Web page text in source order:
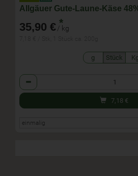
Allgäuer Gute-Laune-Käse
35,90 € *
/ kg
g Stück Kg
Anzahl
7,18 €